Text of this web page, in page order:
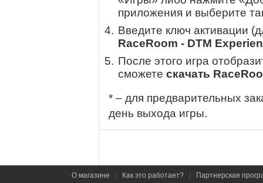
приложения и выберите
Введите ключ активации
RaceRoom - DTM
После этого игра
сможете скачать
* – для предварительных
день выхода игры.
О магазине Как это работает? Партнерская